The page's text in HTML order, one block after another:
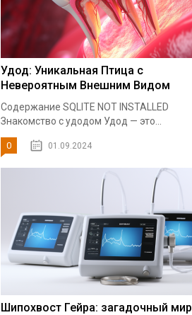
Удод: Уникальная Птица с
Невероятным Внешним Видом
Содержание SQLITE NOT INSTALLED
Знакомство с удодом Удод — это...
0 01.09.2024
Шипохвост Гейра: загадочный мир